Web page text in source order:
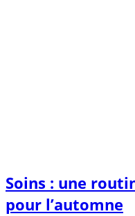
Soins : une
pour l’automne